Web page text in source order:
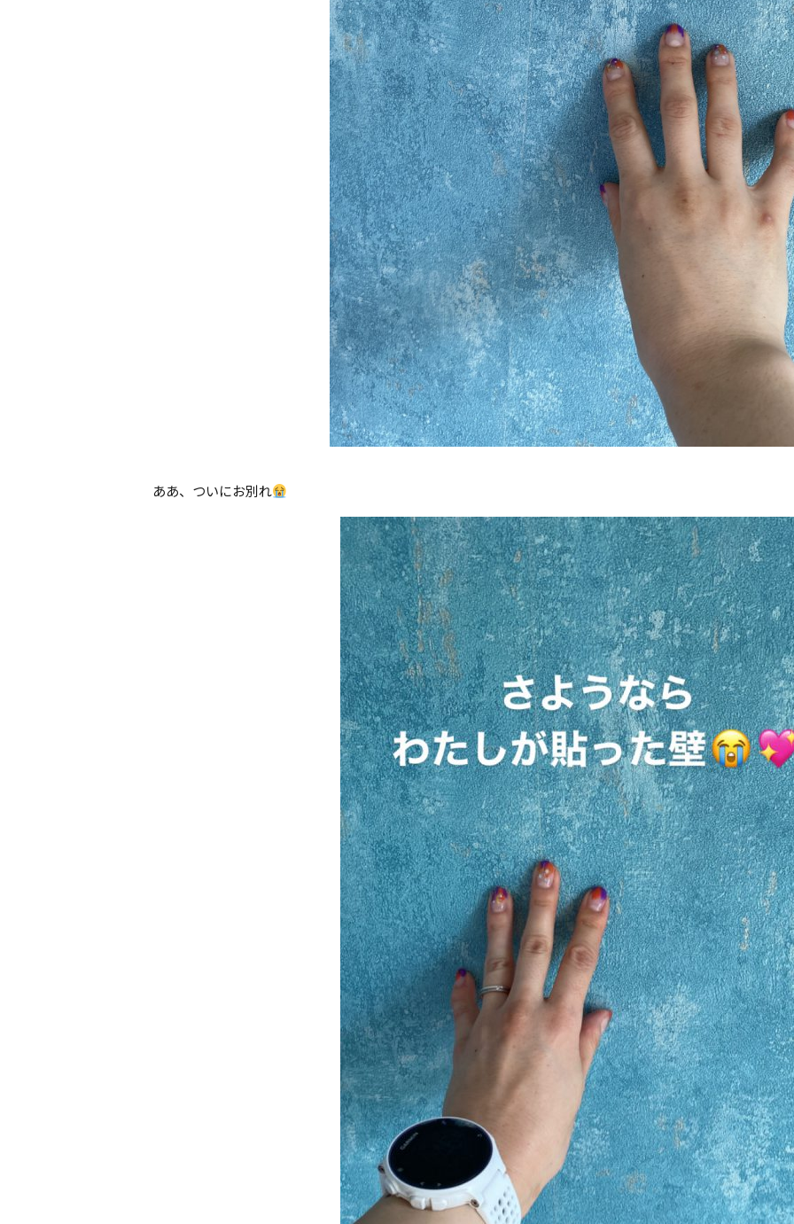
ああ、ついにお別れ